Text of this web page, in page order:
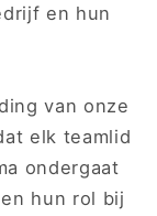
en hun
van onze
elk teamlid
ondergaat
hun rol bij